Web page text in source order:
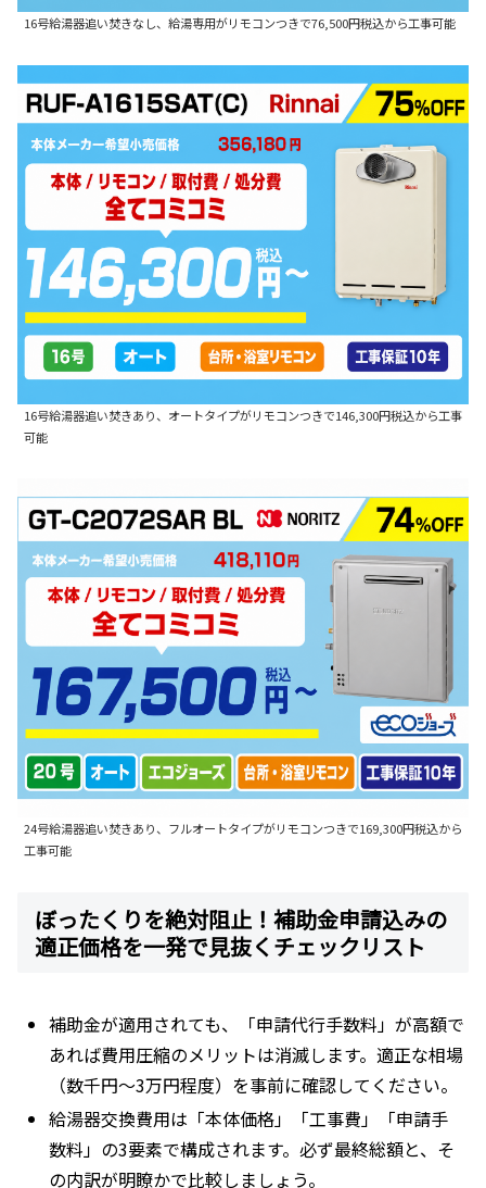
16号給湯器追い焚きなし、給湯専用がリモコンつきで76,500円税込から工事可能
16号給湯器追い焚きあり、オートタイプがリモコンつきで146,300円税込から工事
可能
24号給湯器追い焚きあり、フルオートタイプがリモコンつきで169,300円税込から
工事可能
ぼったくりを絶対阻止！補助金申請込みの
適正価格を一発で見抜くチェックリスト
補助金が適用されても、「申請代行手数料」が高額で
あれば費用圧縮のメリットは消滅します。適正な相場
（数千円～3万円程度）を事前に確認してください。
給湯器交換費用は「本体価格」「工事費」「申請手
数料」の3要素で構成されます。必ず最終総額と、そ
の内訳が明瞭かで比較しましょう。